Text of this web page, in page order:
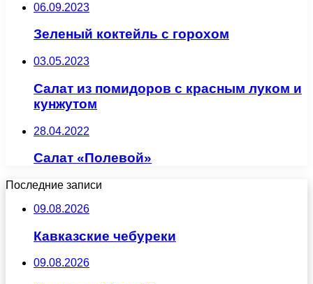
06.09.2023
Зеленый коктейль с горохом
03.05.2023
Салат из помидоров с красным луком и
кунжутом
28.04.2022
Салат «Полевой»
Последние записи
09.08.2026
Кавказские чебуреки
09.08.2026